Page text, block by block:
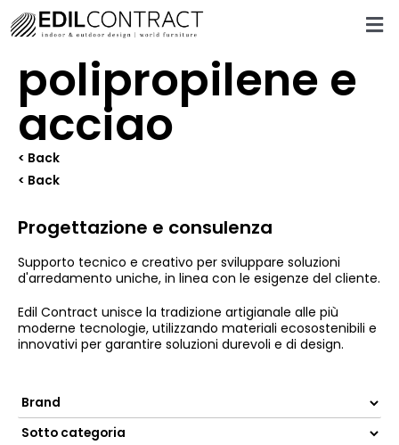
polipropilene e
acciao
< Back
< Back
Progettazione e consulenza
Supporto tecnico e creativo per sviluppare soluzioni
d'arredamento uniche, in linea con le esigenze del cliente.
Edil Contract unisce la tradizione artigianale alle più
moderne tecnologie, utilizzando materiali ecosostenibili e
innovativi per garantire soluzioni durevoli e di design.